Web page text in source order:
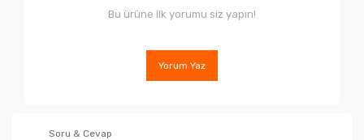
Bu ürüne ilk yorumu siz yapın!
Yorum Yaz
Soru & Cevap